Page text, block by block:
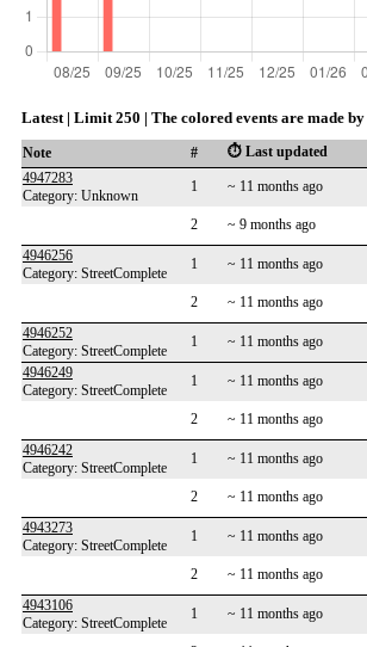
Latest | Limit 250 | The colored events are made by
Note # ⏱️ Last updated
4947283
Category: Unknown
1 ~ 11 months ago
2
~ 9 months ago
4946256
Category: StreetComplete
1 ~ 11 months ago
2 ~ 11 months ago
4946252
Category: StreetComplete
1 ~ 11 months ago
4946249
Category: StreetComplete
1 ~ 11 months ago
2 ~ 11 months ago
4946242
Category: StreetComplete
1 ~ 11 months ago
2 ~ 11 months ago
4943273
Category: StreetComplete
1 ~ 11 months ago
2 ~ 11 months ago
4943106
Category: StreetComplete
1 ~ 11 months ago